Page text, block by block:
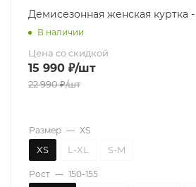
Демисезонная женская куртка
В наличии
Цена со скидкой
15 990 ₽/шт
22 990₽/шт
Размер — XS
XS L-XL S-M
Рост — 150-155